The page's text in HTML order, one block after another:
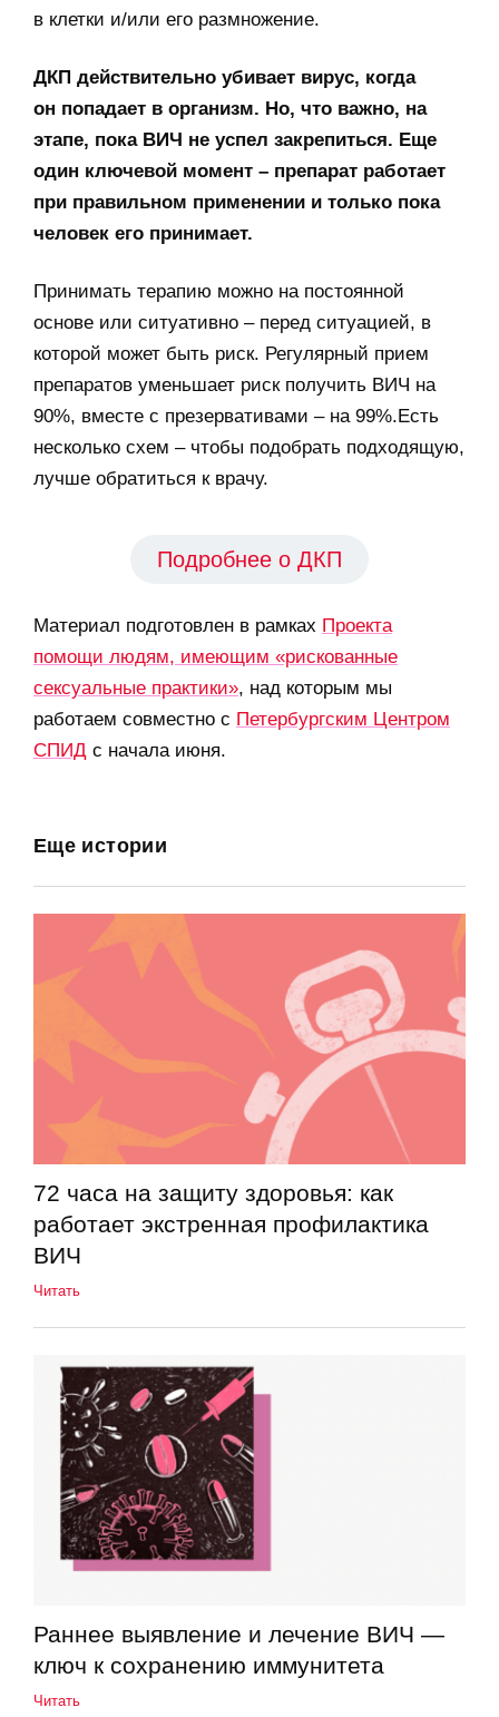
в клетки и/или его размножение.
ДКП действительно убивает вирус, когда
он попадает в организм. Но, что важно, на
этапе, пока ВИЧ не успел закрепиться. Еще
один ключевой момент – препарат работает
при правильном применении и только пока
человек его принимает.
Принимать терапию можно на постоянной
основе или ситуативно – перед ситуацией, в
которой может быть риск. Регулярный прием
препаратов уменьшает риск получить ВИЧ на
90%, вместе с презервативами – на 99%.Есть
несколько схем – чтобы подобрать подходящую,
лучше обратиться к врачу.
Подробнее о ДКП
Материал подготовлен в рамках Проекта
помощи людям, имеющим «рискованные
сексуальные практики», над которым мы
работаем совместно с Петербургским Центром
СПИД с начала июня.
Еще истории
72 часа на защиту здоровья: как
работает экстренная профилактика
ВИЧ
Читать
Раннее выявление и лечение ВИЧ —
ключ к сохранению иммунитета
Читать